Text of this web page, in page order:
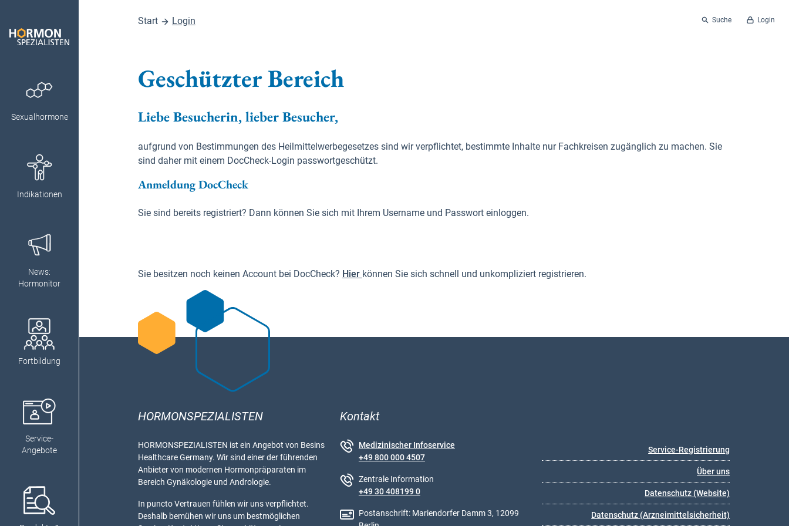
Sexualhormone
Indikationen
News:
Hormonitor
Fortbildung
Service-
Angebote
Suche Login
Start Login
Geschützter Bereich
Liebe Besucherin, lieber Besucher,
aufgrund von Bestimmungen des Heilmittelwerbegesetzes sind wir verpflichtet, bestimmte Inhalte nur Fachkreisen zugänglich zu machen. Sie
sind daher mit einem DocCheck-Login passwortgeschützt.
Anmeldung DocCheck
Sie sind bereits registriert? Dann können Sie sich mit Ihrem Username und Passwort einloggen.
Sie besitzen noch keinen Account bei DocCheck? Hier können Sie sich schnell und unkompliziert registrieren.
HORMONSPEZIALISTEN
HORMONSPEZIALISTEN ist ein Angebot von Besins
Healthcare Germany. Wir sind einer der führenden
Anbieter von modernen Hormonpräparaten im
Bereich Gynäkologie und Andrologie.
In puncto Vertrauen fühlen wir uns verpflichtet.
Deshalb bemühen wir uns um bestmöglichen
Kontakt
Medizinischer Infoservice
+49 800 000 4507
Zentrale Information
+49 30 408199 0
Postanschrift: Mariendorfer Damm 3, 12099
Service-Registrierung
Über uns
Datenschutz (Website)
Datenschutz (Arzneimittelsicherheit)